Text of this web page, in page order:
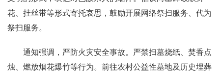
花、挂丝带等形式寄托哀思，鼓励开展网络祭扫服务、代为
祭扫服务。
通知强调，严防火灾安全事故。严禁扫墓烧纸、焚香点
烛、燃放烟花爆竹等行为。前往农村公益性墓地及历史埋葬